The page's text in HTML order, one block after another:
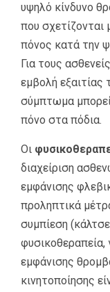
υψηλό κίνδυνο
που σχετίζονται
πόνος κατά την
Για τους
εμβολή
σύμπτωμα μπορεί
πόνο στα πόδια.
Οι
διαχείριση
εμφάνισης
προληπτικά
συμπίεση
φυσικοθεραπεία,
εμφάνισης
κινητοποίησης